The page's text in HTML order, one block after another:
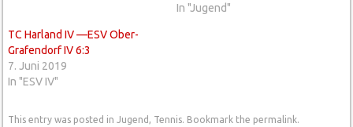
In "Jugend"
TC Harland IV —ESV Ober-
Grafendorf IV 6:3
7. Juni 2019
In "ESV IV"
This entry was posted inJugend , Tennis. Bookmark the permalink.